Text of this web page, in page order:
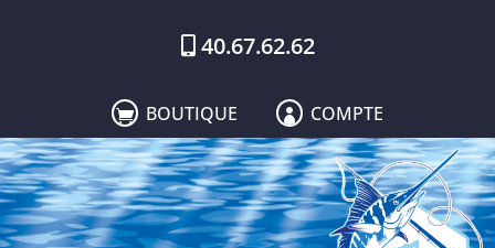
40.67.62.62
 BOUTIQUE  COMPTE